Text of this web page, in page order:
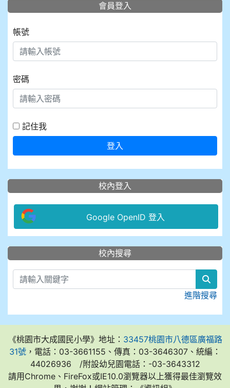
會員登入
帳號
密碼
記住我
登入
校內登入
Google OpenID 登入
::: 校內搜尋
進階搜尋
《桃園市大成國民小學》地址： 33457桃園市八德區廣福路
31號 ，電話：03-3661155、傳真：03-3646307、統編：
44026936 /附設幼兒園電話：-03-3643312
請用Chrome、FireFox或IE10.0瀏覽器以上獲得最佳瀏覽效